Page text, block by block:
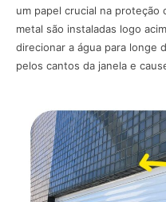
um papel crucial na proteção
metal são instaladas logo
direcionar a água para longe
pelos cantos da janela e